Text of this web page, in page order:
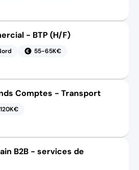
- BTP (H/F)
55-65K€
Comptes - Transport
B2B - services de